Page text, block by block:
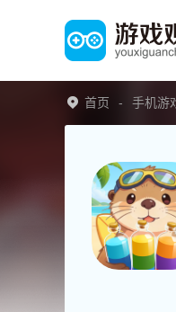
首页 手机游